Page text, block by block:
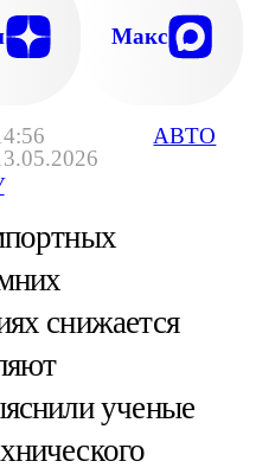
АВТО
Макс
снижается
ученые